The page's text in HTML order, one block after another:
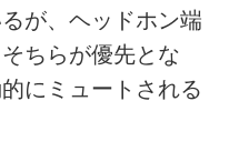
が、ヘッドホン端
ちらが優先とな
にミュートされる